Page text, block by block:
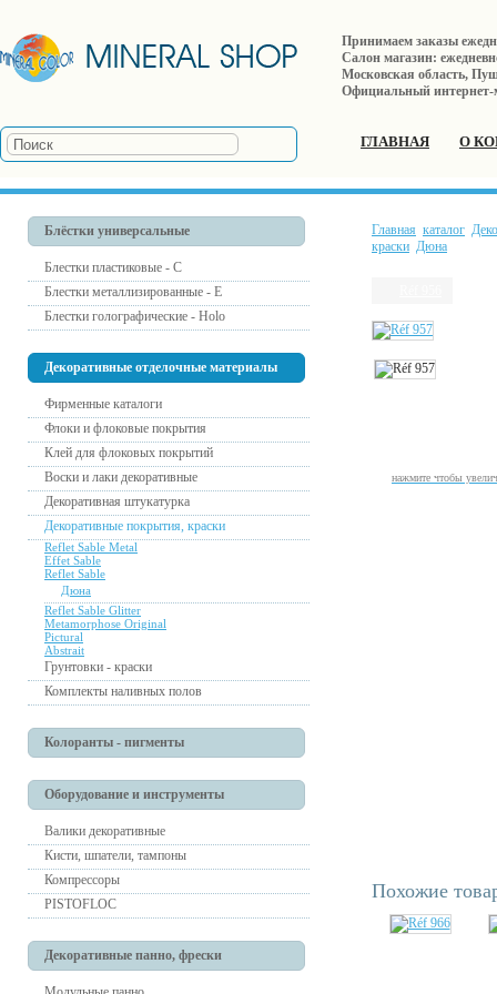
Принимаем заказы
Салон магазин:
Московская область,
Официальный интернет-
ГЛАВНАЯ О
Блёстки универсальные
Блестки пластиковые - С
Блестки металлизированные - Е
Блестки голографические - Holo
Декоративные отделочные материалы
Фирменные каталоги
Флоки и флоковые покрытия
Клей для флоковых покрытий
Воски и лаки декоративные
Декоративная штукатурка
Декоративные покрытия, краски
Reflet Sable Metal
Effet Sable
Reflet Sable
Дюна
Reflet Sable Glitter
Metamorphose Original
Pictural
Abstrait
Грунтовки - краски
Комплекты наливных полов
Колоранты - пигменты
Оборудование и инструменты
Валики декоративные
Кисти, шпатели, тампоны
Компрессоры
PISTOFLOC
Декоративные панно, фрески
Главная каталог
краски Дюна
нажмите чтобы
Похожие